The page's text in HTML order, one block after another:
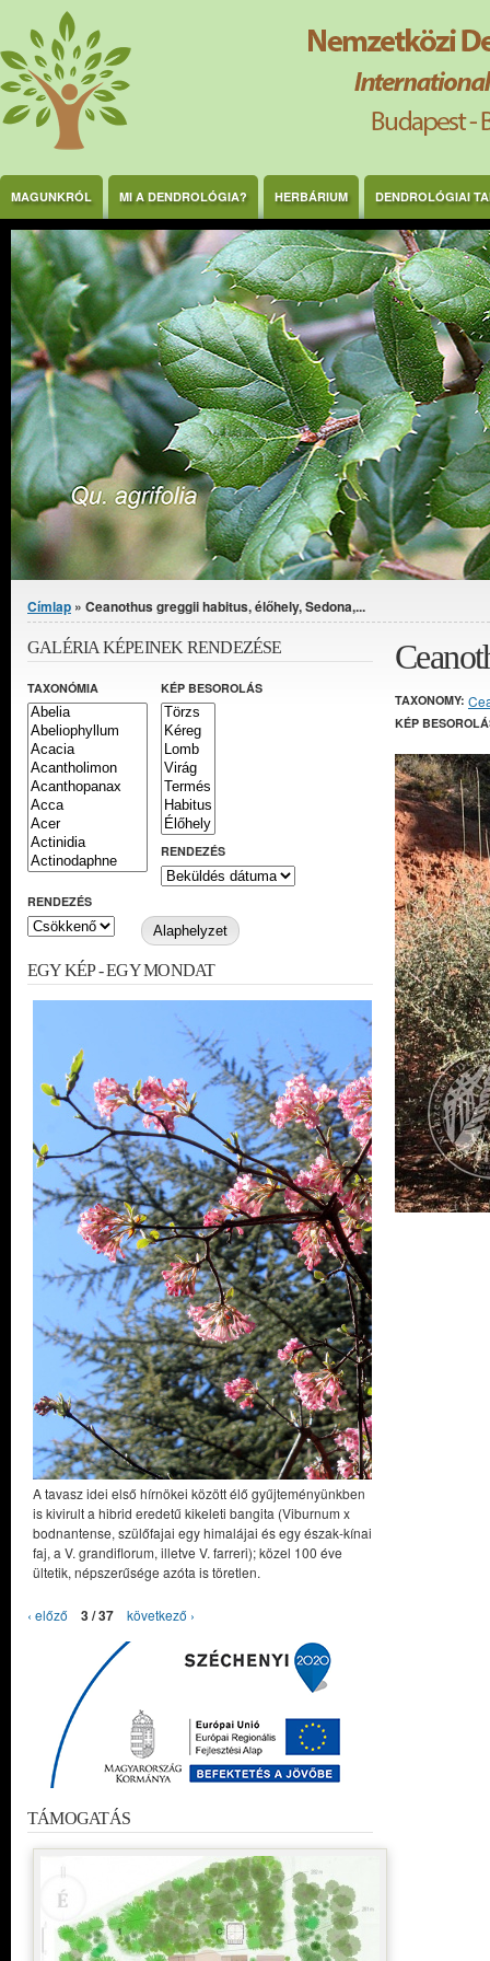
Ugrás a tartalomra
MAGUNKRÓL MI A DENDROLÓGIA? HERBÁRIUM DENDROLÓGIAI
Jelenlegi hely
Címlap » Ceanothus greggii habitus, élőhely, Sedona,...
TAXONOMY:
KÉP
GALÉRIA KÉPEINEK RENDEZÉSE
TAXONÓMIA KÉP BESOROLÁS
RENDEZÉS
RENDEZÉS
EGY KÉP - EGY MONDAT
A tavasz idei első hírnökei között élő gyűjteményünkben
is kivirult a hibrid eredetű kikeleti bangita (Viburnum x
bodnantense, szülőfajai egy himalájai és egy észak-kínai
faj, a V. grandiflorum, illetve V. farreri); közel 100 éve
ültetik, népszerűsége azóta is töretlen.
‹ előző 3 / 37 következő ›
TÁMOGATÁS